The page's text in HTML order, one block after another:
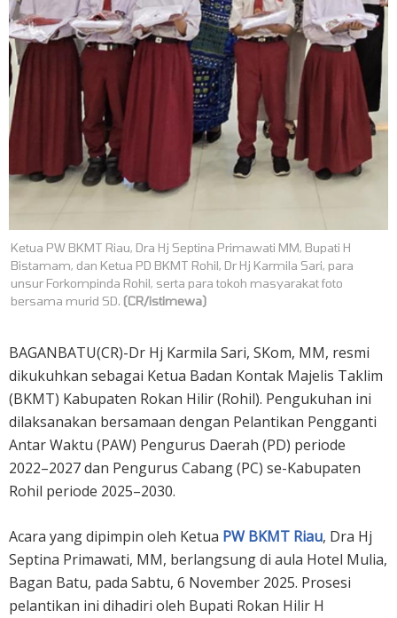
Ketua PW BKMT Riau, Dra Hj Septina Primawati MM, Bupati H
Bistamam, dan Ketua PD BKMT Rohil, Dr Hj Karmila Sari, para
unsur Forkompinda Rohil, serta para tokoh masyarakat foto
bersama murid SD. (CR/istimewa)
BAGANBATU(CR)-Dr Hj Karmila Sari, SKom, MM, resmi
dikukuhkan sebagai Ketua Badan Kontak Majelis Taklim
(BKMT) Kabupaten Rokan Hilir (Rohil). Pengukuhan ini
dilaksanakan bersamaan dengan Pelantikan Pengganti
Antar Waktu (PAW) Pengurus Daerah (PD) periode
2022–2027 dan Pengurus Cabang (PC) se-Kabupaten
Rohil periode 2025–2030.
Acara yang dipimpin oleh Ketua PW BKMT Riau, Dra Hj
Septina Primawati, MM, berlangsung di aula Hotel Mulia,
Bagan Batu, pada Sabtu, 6 November 2025. Prosesi
pelantikan ini dihadiri oleh Bupati Rokan Hilir H